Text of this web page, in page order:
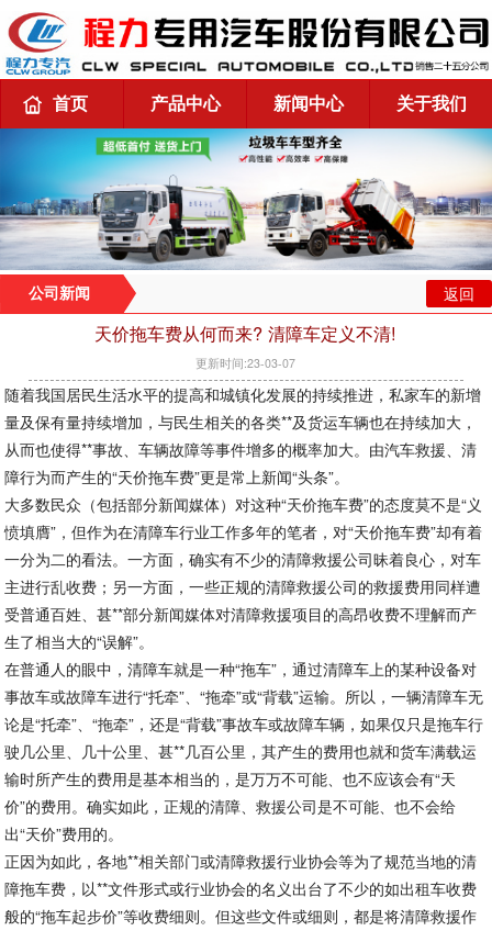
首页 产品中心 新闻中心 关于我们
公司新闻 返回
天价拖车费从何而来? 清障车定义不清!
更新时间:23-03-07
随着我国居民生活水平的提高和城镇化发展的持续推进，私家车的新增
量及保有量持续增加，与民生相关的各类**及货运车辆也在持续加大，
从而也使得**事故、车辆故障等事件增多的概率加大。由汽车救援、清
障行为而产生的“天价拖车费”更是常上新闻“头条”。
大多数民众（包括部分新闻媒体）对这种“天价拖车费”的态度莫不是“义
愤填膺”，但作为在清障车行业工作多年的笔者，对“天价拖车费”却有着
一分为二的看法。一方面，确实有不少的清障救援公司昧着良心，对车
主进行乱收费；另一方面，一些正规的清障救援公司的救援费用同样遭
受普通百姓、甚**部分新闻媒体对清障救援项目的高昂收费不理解而产
生了相当大的“误解”。
在普通人的眼中，清障车就是一种“拖车”，通过清障车上的某种设备对
事故车或故障车进行“托牵”、“拖牵”或“背载”运输。所以，一辆清障车无
论是“托牵”、“拖牵”，还是“背载”事故车或故障车辆，如果仅只是拖车行
驶几公里、几十公里、甚**几百公里，其产生的费用也就和货车满载运
输时所产生的费用是基本相当的，是万万不可能、也不应该会有“天
价”的费用。确实如此，正规的清障、救援公司是不可能、也不会给
出“天价”费用的。
正因为如此，各地**相关部门或清障救援行业协会等为了规范当地的清
障拖车费，以**文件形式或行业协会的名义出台了不少的如出租车收费
般的“拖车起步价”等收费细则。但这些文件或细则，都是将清障救援作